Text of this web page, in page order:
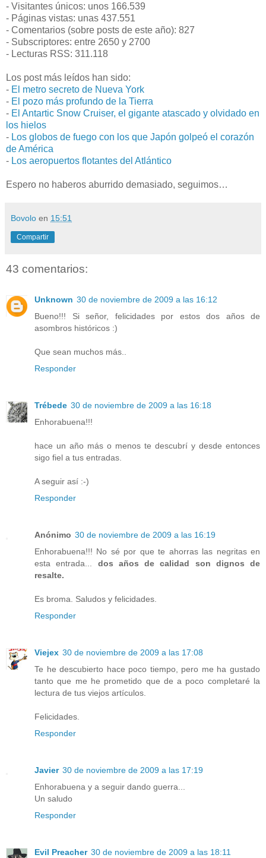
- Visitantes únicos: unos 166.539
- Páginas vistas: unas 437.551
- Comentarios (sobre posts de este año): 827
- Subscriptores: entre 2650 y 2700
- Lecturas RSS: 311.118
Los post más leídos han sido:
- El metro secreto de Nueva York
- El pozo más profundo de la Tierra
- El Antartic Snow Cruiser, el gigante atascado y olvidado en
los hielos
- Los globos de fuego con los que Japón golpeó el corazón
de América
- Los aeropuertos flotantes del Atlántico
Espero no haberos aburrido demasiado, seguimos…
Bovolo en 15:51
Compartir
43 comentarios:
Unknown 30 de noviembre de 2009 a las 16:12
Bueno!!! Si señor, felicidades por estos dos años de
asombros históricos :)
Que sean muchos más..
Responder
Trébede 30 de noviembre de 2009 a las 16:18
Enhorabuena!!!
hace un año más o menos te descubrí y desde entonces
sigo fiel a tus entradas.
A seguir así :-)
Responder
Anónimo 30 de noviembre de 2009 a las 16:19
Enhorabuena!!! No sé por que te ahorras las negritas en
esta entrada... dos años de calidad son dignos de
resalte.
Es broma. Saludos y felicidades.
Responder
Viejex 30 de noviembre de 2009 a las 17:08
Te he descubierto hace poco tiempo, pero me ha gustado
tanto que me he prometido que de a poco completaré la
lectura de tus viejos artículos.
Felicidades.
Responder
Javier 30 de noviembre de 2009 a las 17:19
Enhorabuena y a seguir dando guerra...
Un saludo
Responder
Evil Preacher 30 de noviembre de 2009 a las 18:11